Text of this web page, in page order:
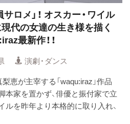
ロメ」！ オスカー・ワイル
代の女達の生き様を描く
最新作！！
演劇・ダンス
恵が主宰する「waqu:iraz」作品
本家を置かず、俳優と振付家で立
を昨年より本格的に取り入れ、